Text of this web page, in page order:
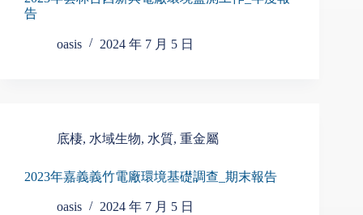
告
oasis 2024 年 7 月 5 日
底棲, 水域生物, 水質, 重金屬
2023年嘉義義竹電廠環境基礎調查_期末報告
oasis 2024 年 7 月 5 日